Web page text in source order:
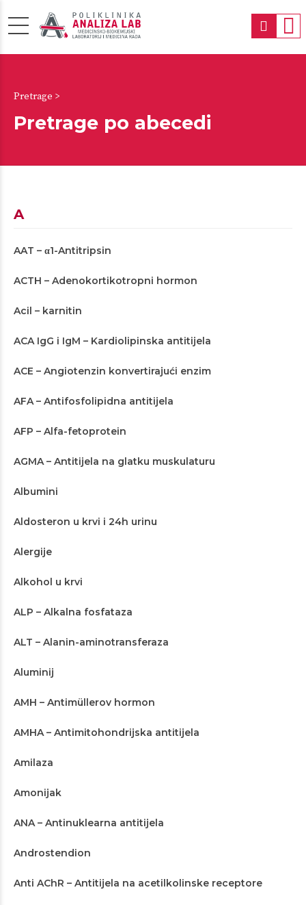
Pretrage >
Pretrage po abecedi
A
AAT – α1-Antitripsin
ACTH – Adenokortikotropni hormon
Acil – karnitin
ACA IgG i IgM – Kardiolipinska antitijela
ACE – Angiotenzin konvertirajući enzim
AFA – Antifosfolipidna antitijela
AFP – Alfa-fetoprotein
AGMA – Antitijela na glatku muskulaturu
Albumini
Aldosteron u krvi i 24h urinu
Alergije
Alkohol u krvi
ALP – Alkalna fosfataza
ALT – Alanin-aminotransferaza
Aluminij
AMH – Antimüllerov hormon
AMHA – Antimitohondrijska antitijela
Amilaza
Amonijak
ANA – Antinuklearna antitijela
Androstendion
Anti AChR – Antitijela na acetilkolinske receptore